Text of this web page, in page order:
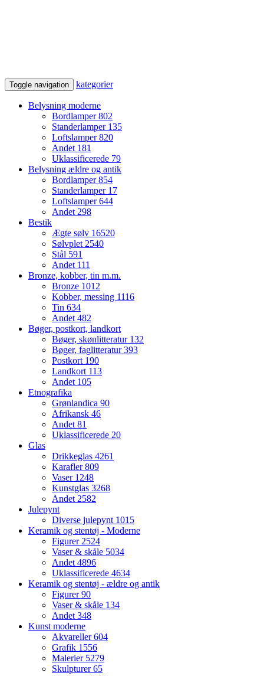
Toggle navigation kategorier
Belysning moderne
Bordlamper802
Standerlamper 135
Loftslamper820
Andet 181
Uklassificerede 79
Belysning ældre og antik
Bordlamper854
Standerlamper 17
Loftslamper644
Andet298
Bestik
Ægte sølv 16520
Sølvplet2540
Stål 591
Andet 111
Bronze, kobber, tin m.m.
Bronze 1012
Kobber, messing 1116
Tin 634
Andet482
Bøger, postkort, landkort
Bøger, skønlitteratur 132
Bøger, faglitteratur393
Postkort 190
Landkort 113
Andet 105
Etnografika
Grønlandica 90
Afrikansk 46
Andet81
Uklassificerede 20
Glas
Drikkeglas 4261
Karafler809
Vaser 1248
Kunstglas 3268
Andet2582
Julepynt
Diverse julepynt 1015
Keramik og stentøj - Moderne
Figurer2524
Vaser & skåle 5034
Andet4896
Uklassificerede 4634
Keramik og stentøj - ældre og antik
Figurer90
Vaser & skåle 134
Andet348
Kunst moderne
Akvareller604
Grafik 1556
Malerier 5279
Skulpturer65